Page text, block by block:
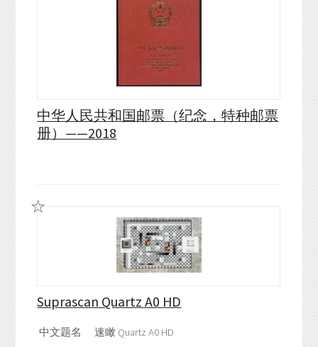
中华人民共和国邮票（纪念，特种邮票
册）——2018
Suprascan Quartz A0 HD
中文题名 速瞰 Quartz A0 HD